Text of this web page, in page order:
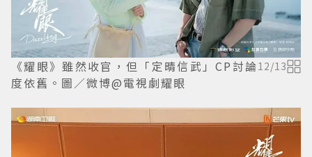
《耀眼》雖然收官，但「定晴信武」CP討論
度依舊。圖／微博@電視劇耀眼
12/13